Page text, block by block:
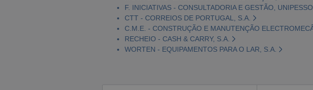
F. INICIATIVAS - CONSULTADORIA E GESTÃO,
CTT - CORREIOS DE PORTUGAL, S.A.
C.M.E. - CONSTRUÇÃO E MANUTENÇÃO
RECHEIO - CASH & CARRY, S.A.
WORTEN - EQUIPAMENTOS PARA O LAR, S.A.